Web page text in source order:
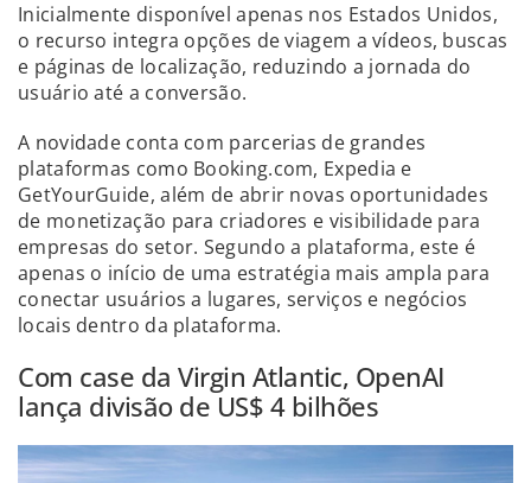
Inicialmente disponível apenas nos Estados Unidos,
o recurso integra opções de viagem a vídeos, buscas
e páginas de localização, reduzindo a jornada do
usuário até a conversão.
A novidade conta com parcerias de grandes
plataformas como Booking.com, Expedia e
GetYourGuide, além de abrir novas oportunidades
de monetização para criadores e visibilidade para
empresas do setor. Segundo a plataforma, este é
apenas o início de uma estratégia mais ampla para
conectar usuários a lugares, serviços e negócios
locais dentro da plataforma.
Com case da Virgin Atlantic, OpenAI
lança divisão de US$ 4 bilhões